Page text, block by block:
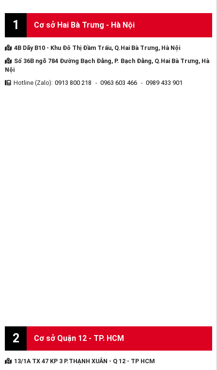
1 Cơ sở Hai Bà Trưng - Hà Nội
4B Dãy B10 - Khu Đô Thị Đầm Trấu, Q.Hai Bà Trưng, Hà Nội
Số 36B ngõ 784 Đường Bạch Đằng, P. Bạch Đằng, Q.Hai Bà Trưng, Hà
Nội
Hotline (Zalo): 0913 800 218 - 0963 603 466 - 0989 433 901
2 Cơ sở Quận 12 - TP. HCM
13/1A TX 47 KP 3 P.THẠNH XUÂN - Q 12 - TP HCM